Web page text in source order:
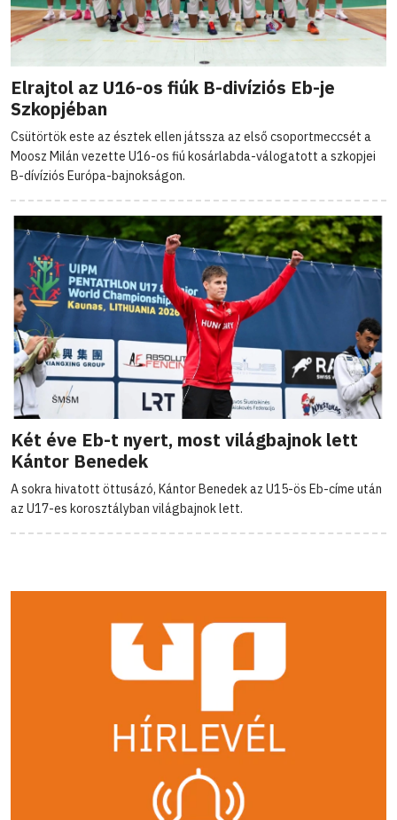
Elrajtol az U16-os fiúk B-divíziós Eb-je
Szkopjéban
Csütörtök este az észtek ellen játssza az első csoportmeccsét a
Moosz Milán vezette U16-os fiú kosárlabda-válogatott a szkopjei
B-dívíziós Európa-bajnokságon.
Két éve Eb-t nyert, most világbajnok lett
Kántor Benedek
A sokra hivatott öttusázó, Kántor Benedek az U15-ös Eb-címe után
az U17-es korosztályban világbajnok lett.